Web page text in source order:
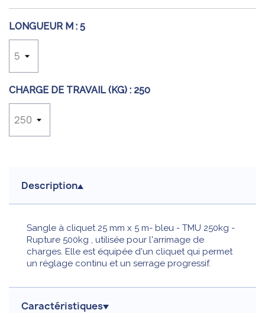
LONGUEUR M : 5
CHARGE DE TRAVAIL (KG) : 250
Description
Sangle à cliquet 25 mm x 5 m- bleu - TMU 250kg -
Rupture 500kg , utilisée pour l'arrimage de
charges. Elle est équipée d'un cliquet qui permet
un réglage continu et un serrage progressif.
Caractéristiques